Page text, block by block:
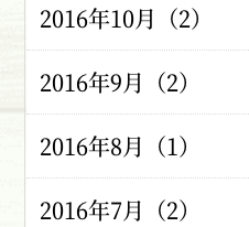
2016年10月（2）
2016年9月（2）
2016年8月（1）
2016年7月（2）